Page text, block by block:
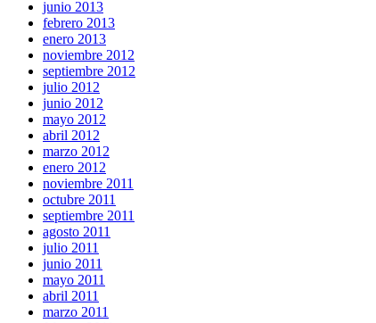
junio 2013
febrero 2013
enero 2013
noviembre 2012
septiembre 2012
julio 2012
junio 2012
mayo 2012
abril 2012
marzo 2012
enero 2012
noviembre 2011
octubre 2011
septiembre 2011
agosto 2011
julio 2011
junio 2011
mayo 2011
abril 2011
marzo 2011